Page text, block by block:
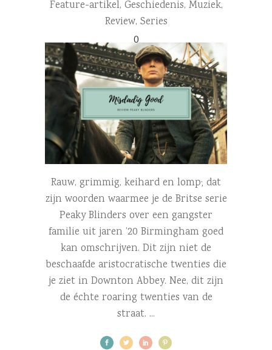
0
Feature-artikel, Geschiedenis, Muziek,
Review, Series
Rauw, grimmig, keihard en lomp; dat
zijn woorden waarmee je de Britse serie
Peaky Blinders over een gangster
familie uit jaren ’20 Birmingham goed
kan omschrijven. Dit zijn niet de
beschaafde aristocratische twenties die
je ziet in Downton Abbey. Nee, dit zijn
de échte roaring twenties van de
straat.